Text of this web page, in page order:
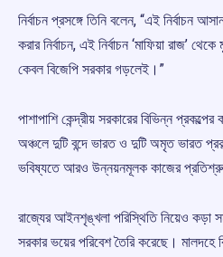
নির্বাচন প্রসঙ্গে তিনি বলেন, “এই নির্বাচন
করার নির্বাচন, এই নির্বাচন ‘মাফিয়া রাজ’
কেবল বিজেপি সরকার গড়লেই।”
পাশাপাশি কেন্দ্রীয় সরকারের বিভিন্ন
অঞ্চলে দুটি বন্দে ভারত ও দুটি অমৃত ভারত
ভবিষ্যতে আরও উন্নয়নমূলক কাজের
রাজ্যের আইনশৃঙ্খলা পরিস্থিতি নিয়েও কড়া
সরকার ভয়ের পরিবেশ তৈরি করেছে। মালদহে